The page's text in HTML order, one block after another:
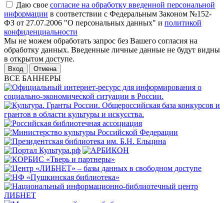
Даю свое согласие на обработку введенной персональной
информации в соответствии с Федеральным Законом №152-
ФЗ от 27.07.2006 "О персональных данных" и политикой
конфиденциальности
Мы не можем обработать запрос без Вашего согласия на
обработку данных. Введенные личные данные не будут видны
в открытом доступе.
Отмена
ВСЕ БАННЕРЫ